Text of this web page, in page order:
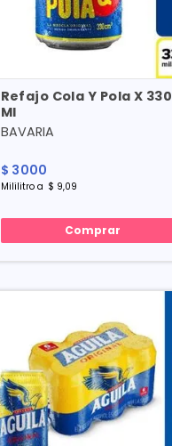
Refajo Cola Y Pola X 330
Ml
BAVARIA
$ 3000
Mililitroa $ 9,09
Comprar